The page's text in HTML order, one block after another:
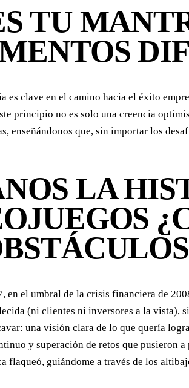
TU
es clave en el camino hacia el éxito
principio no es solo una creencia
enseñándonos que, sin importar los
LA
en el umbral de la crisis financiera de
(ni clientes ni inversores a la vista),
una visión clara de lo que quería
y superación de retos que pusieron
flaqueó, guiándome a través de los